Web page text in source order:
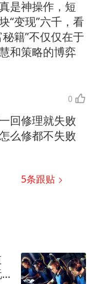
是神操作，短
“变现”六千，看
籍”不仅仅在于
和策略的博弈
0
回修理就失败
么修都不失败
5条跟贴